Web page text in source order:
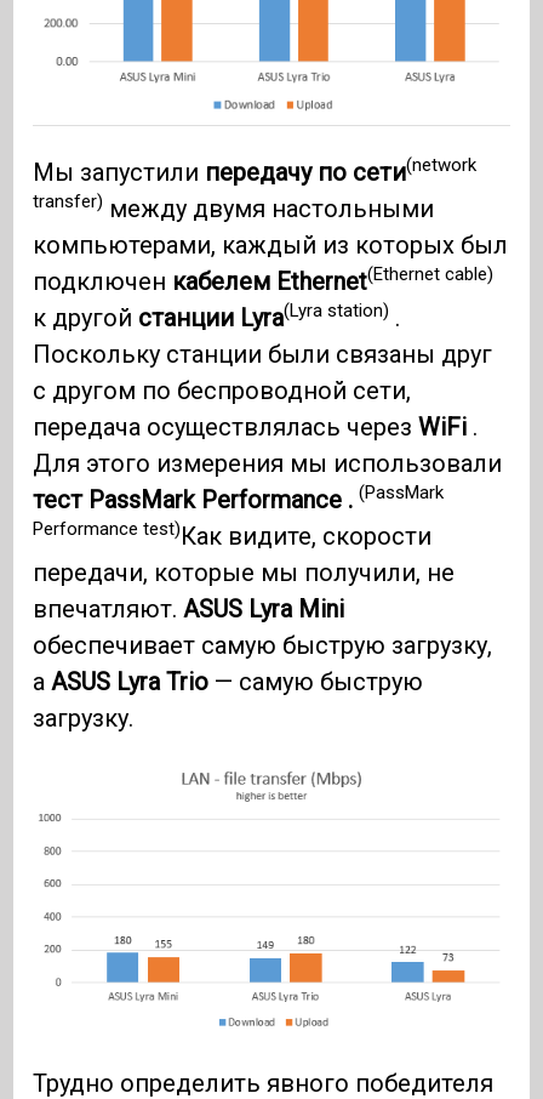
Мы запустили передачу по сети(network
transfer) между двумя настольными
компьютерами, каждый из которых был
подключен кабелем Ethernet(Ethernet cable)
к другой станции Lyra(Lyra station) .
Поскольку станции были связаны друг
с другом по беспроводной сети,
передача осуществлялась черезWiFi .
Для этого измерения мы использовали
тест PassMark Performance .(PassMark
Performance test)Как видите, скорости
передачи, которые мы получили, не
впечатляют. ASUS Lyra Mini
обеспечивает самую быструю загрузку,
а ASUS Lyra Trio — самую быструю
загрузку.
Трудно определить явного победителя